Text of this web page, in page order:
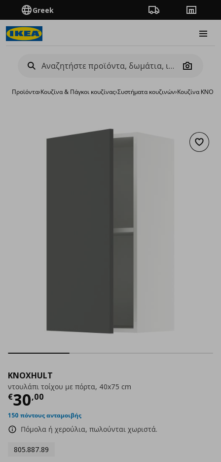
Greek Πορεία παραγγελίας
Camera
Προϊόντα›Κουζίνα & Πάγκοι κουζίνας›Συστήματα κουζινών›Κουζίνα
KNOXHULT
ντουλάπι τοίχου με πόρτα, 40x75 cm
€30,00
Τρέχουσα τιμή
150 πόντους ανταμοιβής
Πόμολα ή χερούλια, πωλούνται χωριστά.
805.887.89